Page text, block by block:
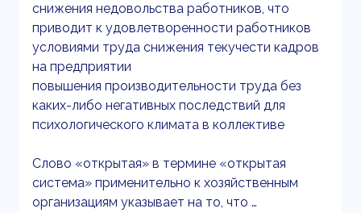
снижения недовольства работников, что
приводит к удовлетворенности работников
условиями труда снижения текучести кадров
на предприятии
повышения производительности труда без
каких-либо негативных последствий для
психологического климата в коллективе
Слово «открытая» в термине «открытая
система» применительно к хозяйственным
организациям указывает на то, что …